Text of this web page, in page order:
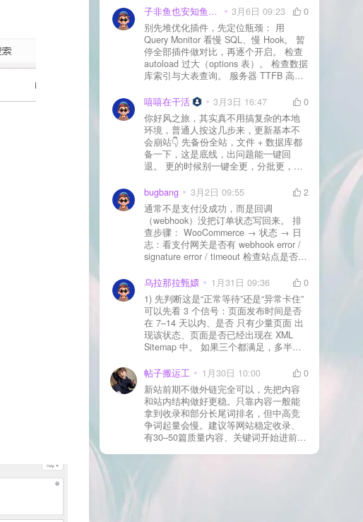
子非鱼也安知鱼之乐 3月6日 09:23
0
别先堆优化插件，先定位瓶颈： 用
Query Monitor 看慢 SQL、慢 Hook。 暂
停全部插件做对比，再逐个开启。 检查
autoload 过大（options 表）。 检查数据
库索引与大表查询。 服务器 TTFB 高就
嘻嘻在干活
3月3日 16:47
0
你好风之旅，其实真不用搞复杂的本地
环境，普通人按这几步来，更新基本不
会崩站👇 先备份全站，文件 + 数据库都
备一下，这是底线，出问题能一键回
退。 更的时候别一键全更，分批更，先
立刻清缓存，去前台检查首页、文章
页、按钮、表单这些关键位置。 最好再
装个支持版本回滚的插件，万一崩了，
一秒切回旧版。 总结来说：先备份、分
批更、更完查、留退路，稳得很✅😎希望
能帮到你
bugbang 3月2日 09:55
2
通常不是支付没成功，而是回调
（webhook）没把订单状态写回来。 排
查步骤： WooCommerce → 状态 → 日
志：看支付网关是否有 webhook error /
signature error / timeout 检查站点是否被
全插件） 检查是否启用了“缓存结账页/接
口路径”（结账页和回调接口不应缓存）
看服务器错误日志是否有 500/致命错误
导致回调执行中断 解决方案： 放行 wp-
json、wc-api、支付网关回调 URL（按网
关文档配置） 关闭结账页的缓存与 JS
合并压缩测试一次 若使用 Cloudflare：
则
乌拉那拉甄嬛 1月31日 09:36
0
1) 先判断这是“正常等待”还是“异常卡住”
可以先看 3 个信号：页面发布时间是否
在 7–14 天以内、是否 只有少量页面 出
现该状态、页面是否已经出现在 XML
Sitemap 中。 如果三个都满足，多半属
手。 2) 什么情况下“等”是没用的？ 以下
情况基本不会靠时间自动解决：页面几
乎没有内链（孤立页）、内容与站内已
有页面高度相似、canonical 指向了别的
URL、同一主题短时间发布太多相似文
章。 这种情况下，Google 已经抓取，但
判断“当前不值得进入索引”。 3) 最有效
的人工干预方式（不折腾） 优先做这 3
确认 canonical 为自指，避免被判定为重
帖子搬运工 1月30日 10:00
0
新站前期不做外链完全可以，先把内容
和站内结构做好更稳。只靠内容一般能
拿到收录和部分长尾词排名，但中高竞
争词起量会慢。建议等网站稳定收录、
有30–50篇质量内容、关键词开始进前